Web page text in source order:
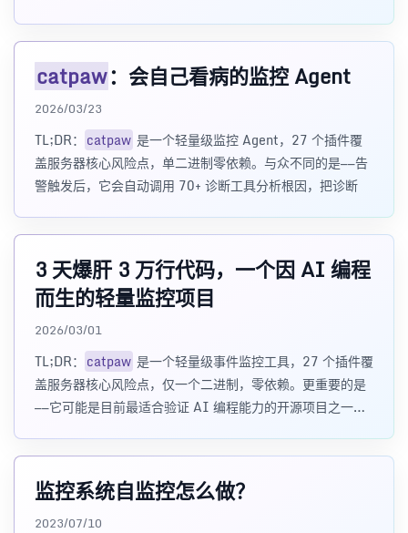
catpaw：会自己看病的监控 Agent
2026/03/23
TL;DR： catpaw 是一个轻量级监控 Agent，27 个插件覆
盖服务器核心风险点，单二进制零依赖。与众不同的是——告
警触发后，它会自动调用 70+ 诊断工具分析根因，把诊断
3 天爆肝 3 万行代码，一个因 AI 编程
而生的轻量监控项目
2026/03/01
TL;DR： catpaw 是一个轻量级事件监控工具，27 个插件覆
盖服务器核心风险点，仅一个二进制，零依赖。更重要的是
——它可能是目前最适合验证 AI 编程能力的开源项目之一。
监控系统自监控怎么做？
2023/07/10